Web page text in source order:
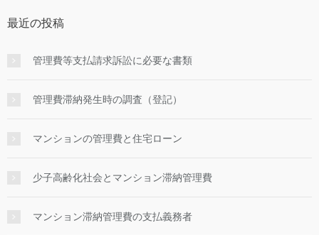
最近の投稿
管理費等支払請求訴訟に必要な書類
管理費滞納発生時の調査（登記）
マンションの管理費と住宅ローン
少子高齢化社会とマンション滞納管理費
マンション滞納管理費の支払義務者